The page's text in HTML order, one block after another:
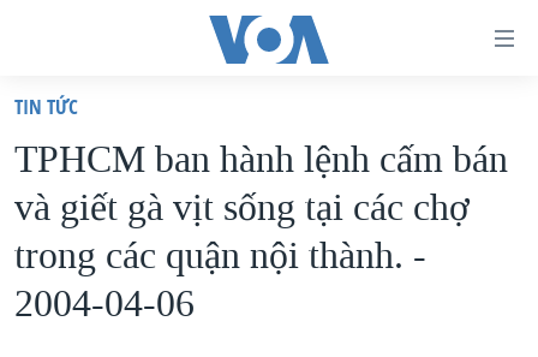
truy
cập
Tới
nội
chính
VIỆT NAM
HOA KỲ
BIỂN ĐÔNG
THẾ GIỚI
TIN TỨC
TPHCM ban hành lệnh cấm bán
và giết gà vịt sống tại các chợ
trong các quận nội thành. -
2004-04-06